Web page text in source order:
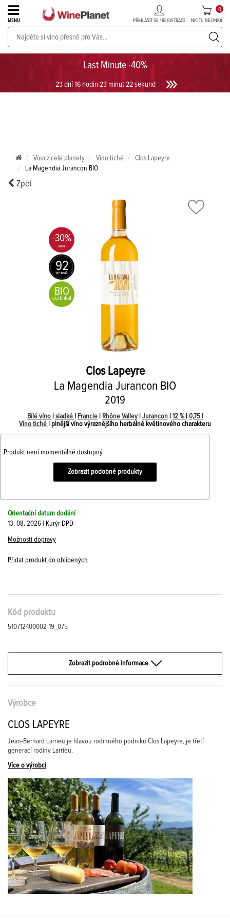
Last Minute -40%
23 dní 16 hodin 23 minut 22 sekund
MENU PŘIHLÁSIT SE / REGISTRACE NIC TU NECINKÁ
0
PROSECCO v akci až do -30%!UKÁZAT PROSECCO
Vína z celé planety Víno tiché
Clos Lapeyre
La Magendia Jurancon BIO
Zpět
-30%
92
BIO
certifikát
Clos Lapeyre
La Magendia Jurancon BIO
2019
Bílé víno sladké Francie| Rhône Valley| Jurancon| 12 % 0,75 l
Víno tiché
| plnější víno výraznějšího herbálně květinového charakteru
Produkt není momentálně dostupný
Zobrazit podobné produkty
Orientační datum dodání
13. 08. 2026 | Kurýr DPD
Možnosti dopravy
Přidat produkt do oblíbených
Kód produktu
510712400002-19_075
Zobrazit podrobné informace
Výrobce
CLOS LAPEYRE
Jean-Bernard Larrieu je hlavou rodinného podniku Clos Lapeyre, je třetí
generací rodiny Larrieu.
Více o výrobci